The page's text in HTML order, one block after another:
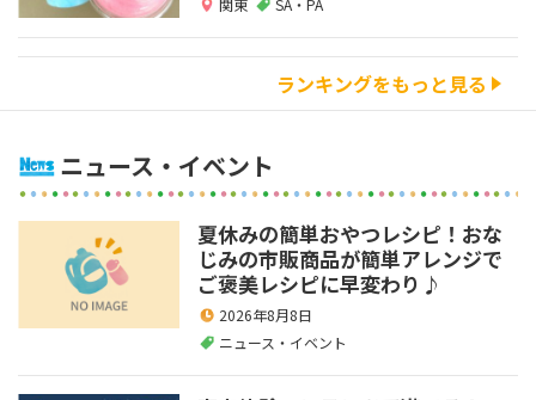
関東 SA・PA
ランキングをもっと見る
ニュース・イベント
夏休みの簡単おやつレシピ！おな
じみの市販商品が簡単アレンジで
ご褒美レシピに早変わり♪
2026年8月8日
ニュース・イベント